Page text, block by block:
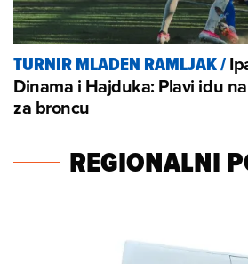
TURNIR MLADEN RAMLJAK/
Dinama i Hajduka: Plavi idu
za broncu
REGIONALNI